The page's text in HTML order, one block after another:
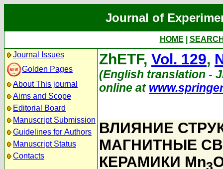
Journal of
HOME
Journal Issues
Golden Pages
About This journal
Aims and Scope
Editorial Board
Manuscript Submission
Guidelines for Authors
Manuscript Status
Contacts
ZhETF, Vol. 129,
(English translation -
online at
ВЛИЯНИЕ
МАГНИТНЫЕ
КЕРАМИКИ Mn3